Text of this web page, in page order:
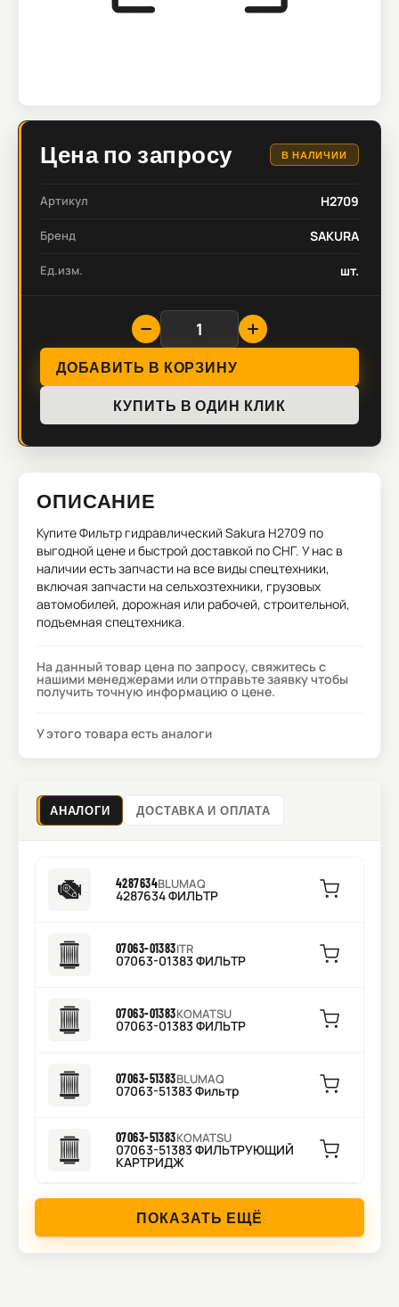
Цена по запросу В НАЛИЧИИ
Артикул H2709
Бренд SAKURA
Ед.изм. шт.
ДОБАВИТЬ В КОРЗИНУ
КУПИТЬ В ОДИН КЛИК
ОПИСАНИЕ
КупитеФильтр гидравлический Sakura H2709 по
выгодной цене и быстрой доставкой по СНГ. У нас в
наличии есть запчасти на все виды спецтехники,
включая запчасти на сельхозтехники, грузовых
автомобилей, дорожная или рабочей, строительной,
подъемная спецтехника.
На данный товар цена по запросу, свяжитесь с
нашими менеджерами или отправьте заявку чтобы
получить точную информацию о цене.
У этого товара есть аналоги
АНАЛОГИ ДОСТАВКА И ОПЛАТА
4287634BLUMAQ
4287634 ФИЛЬТР
07063-01383ITR
07063-01383 ФИЛЬТР
07063-01383KOMATSU
07063-01383 ФИЛЬТР
07063-51383BLUMAQ
07063-51383 Фильтр
07063-51383KOMATSU
07063-51383 ФИЛЬТРУЮЩИЙ
КАРТРИДЖ
ПОКАЗАТЬ ЕЩЁ